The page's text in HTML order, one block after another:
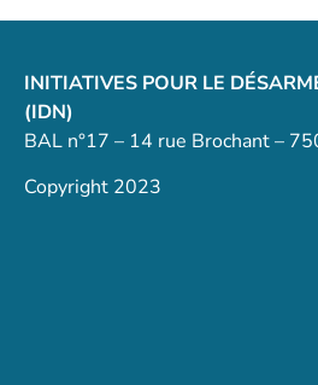
INITIATIVES POUR LE
(IDN)
BAL n°17 – 14 rue Brochant –
Copyright 2023